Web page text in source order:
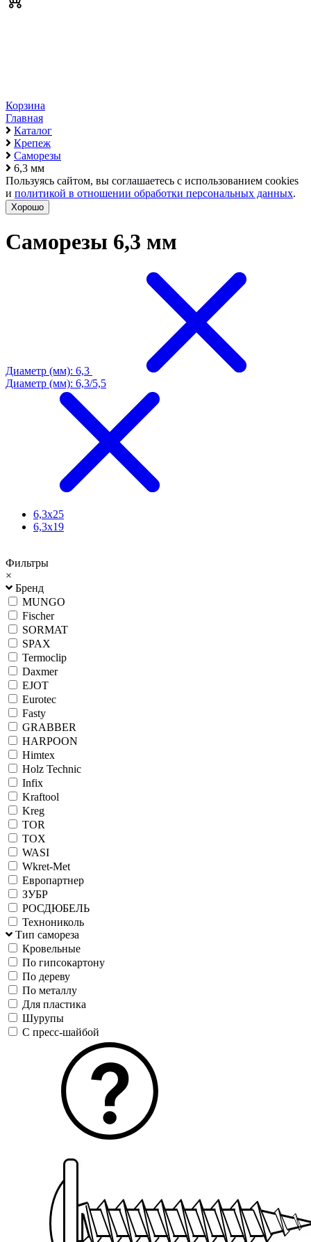
Корзина
Главная
Каталог
Крепеж
Саморезы
6,3 мм
Пользуясь сайтом, вы соглашаетесь с использованием cookies
и политикой в отношении обработки персональных данных.
Хорошо
Саморезы 6,3 мм
Диаметр (мм): 6,3
Диаметр (мм): 6,3/5,5
6,3х25
6,3х19
Фильтры
×
Бренд
MUNGO
Fischer
SORMAT
SPAX
Termoclip
Daxmer
EJOT
Eurotec
Fasty
GRABBER
HARPOON
Himtex
Holz Technic
Infix
Kraftool
Kreg
TOR
TOX
WASI
Wkret-Met
Европартнер
ЗУБР
РОСДЮБЕЛЬ
Технониколь
Тип самореза
Кровельные
По гипсокартону
По дереву
По металлу
Для пластика
Шурупы
С пресс-шайбой